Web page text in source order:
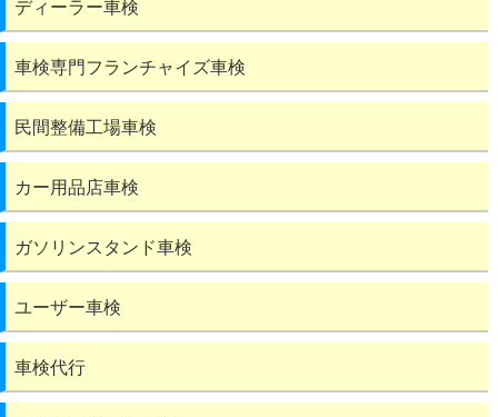
ディーラー車検
車検専門フランチャイズ車検
民間整備工場車検
カー用品店車検
ガソリンスタンド車検
ユーザー車検
車検代行